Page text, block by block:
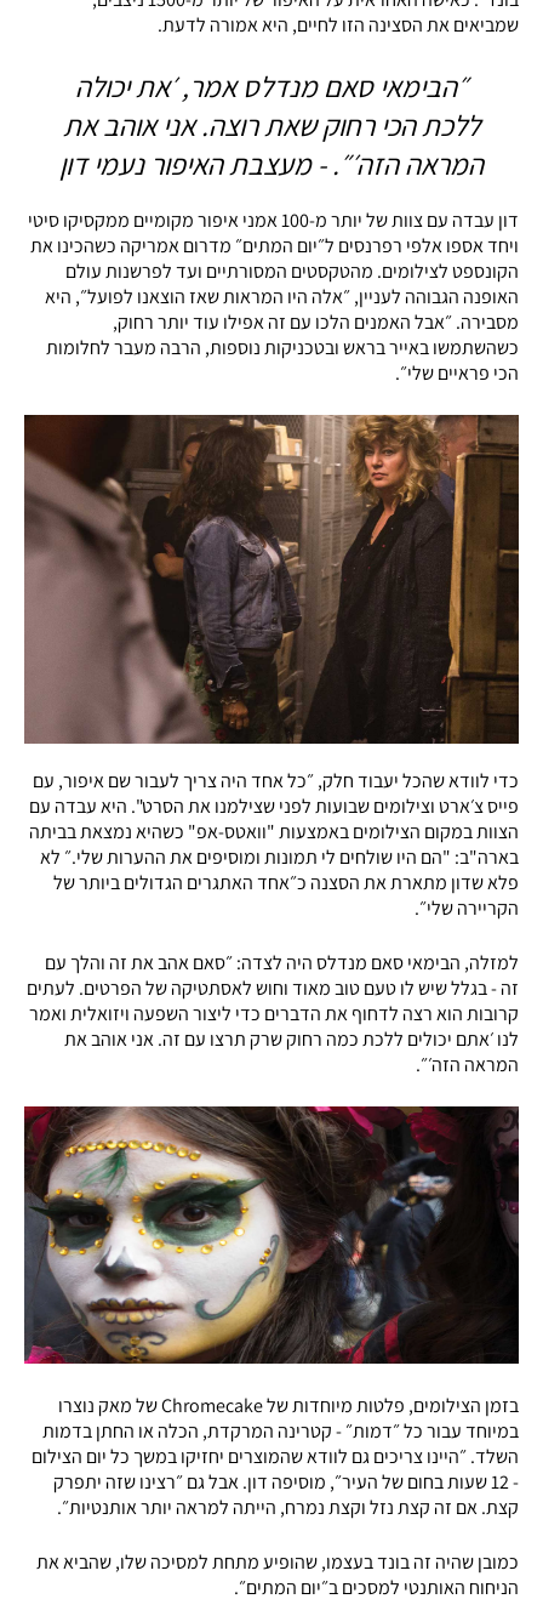
שמביאים את הסצינה הזו לחיים, היא אמורה לדעת.
״הבימאי סאם מנדלס אמר, ׳את יכולה
ללכת הכי רחוק שאת רוצה. אני אוהב את
המראה הזה׳״. - מעצבת האיפור נעמי דון
דון עבדה עם צוות של יותר מ-100 אמני איפור מקומיים ממקסיקו סיטי
ויחד אספו אלפי רפרנסים ל״יום המתים״ מדרום אמריקה כשהכינו את
הקונספט לצילומים. מהטקסטים המסורתיים ועד לפרשנות עולם
האופנה הגבוהה לעניין, ״אלה היו המראות שאז הוצאנו לפועל״, היא
מסבירה. ״אבל האמנים הלכו עם זה אפילו עוד יותר רחוק,
כשהשתמשו באייר בראש ובטכניקות נוספות, הרבה מעבר לחלומות
הכי פראיים שלי״.
כדי לוודא שהכל יעבוד חלק, ״כל אחד היה צריך לעבור שם איפור, עם
פייס צ׳ארט וצילומים שבועות לפני שצילמנו את הסרט". היא עבדה עם
הצוות במקום הצילומים באמצעות "וואטס-אפ" כשהיא נמצאת בביתה
בארה"ב: "הם היו שולחים לי תמונות ומוסיפים את ההערות שלי.״ לא
פלא שדון מתארת את הסצנה כ״אחד האתגרים הגדולים ביותר של
הקריירה שלי״.
למזלה, הבימאי סאם מנדלס היה לצדה: ״סאם אהב את זה והלך עם
זה - בגלל שיש לו טעם טוב מאוד וחוש לאסתטיקה של הפרטים. לעתים
קרובות הוא רצה לדחוף את הדברים כדי ליצור השפעה ויזואלית ואמר
לנו ׳אתם יכולים ללכת כמה רחוק שרק תרצו עם זה. אני אוהב את
המראה הזה׳״.
בזמן הצילומים, פלטות מיוחדות של Chromecake של מאק נוצרו
במיוחד עבור כל ״דמות״ - קטרינה המרקדת, הכלה או החתן בדמות
השלד. ״היינו צריכים גם לוודא שהמוצרים יחזיקו במשך כל יום הצילום
- 12 שעות בחום של העיר״, מוסיפה דון. אבל גם ״רצינו שזה יתפרק
קצת. אם זה קצת נזל וקצת נמרח, הייתה למראה יותר אותנטיות״.
כמובן שהיה זה בונד בעצמו, שהופיע מתחת למסיכה שלו, שהביא את
הניחוח האותנטי למסכים ב״יום המתים״.